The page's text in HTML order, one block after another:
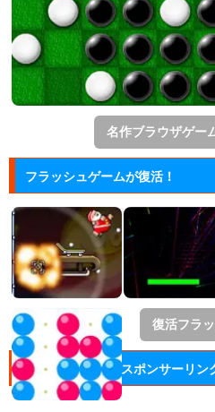
名作ブラウザゲー
フラッシュゲームが復活！
復活フラ
スポンサーリン
たんげーむTOP